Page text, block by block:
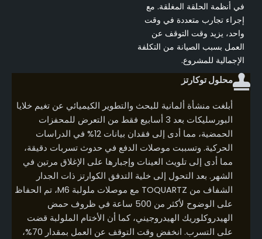
في أنظمة الحلقة المغلقة. مع
إجراء تجارب متعددة في وقت
واحد، يزيد وقت التوقف عن
العمل بسبب الصيانة من التكلفة
الإجمالية للمشروع.
محلول توكارتز
أبلغت منشأة ألمانية للبحث والتطوير الكيميائي عن تغيم خلايا
البورسليكات بعد 3 أسابيع فقط من التعرض للمحفزات
الحمضية، مما أدى إلى فقدان بيانات 12% في الدراسات
الحركية. وتسببت موصلات الدفع في حدوث تسربات دقيقة،
مما أدى إلى تلويث العينات وإجبارها على الإغلاق مرتين في
الشهر. بعد التحول إلى خلية التدفق الكوارتز ذات الجدار
الشفاف من TOQUARTZ مع موصلات ملولبة M6، تم الحفاظ
على الوضوح لأكثر من 500 ساعة في ظروف حمض
الهيدروكلوريك الهيدروجيني، كما أن الأختام الملولبة قضت
على التسرب. انخفض وقت التوقف عن العمل بمقدار 70%،